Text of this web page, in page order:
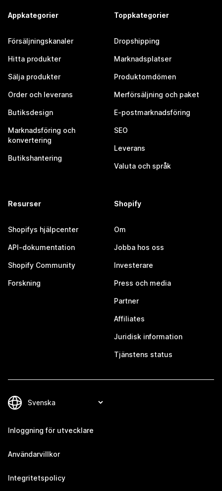
Appkategorier
Försäljningskanaler
Hitta produkter
Sälja produkter
Order och leverans
Butiksdesign
Marknadsföring och
konvertering
Butikshantering
Toppkategorier
Dropshipping
Marknadsplatser
Produktomdömen
Merförsäljning och paket
E-postmarknadsföring
SEO
Leverans
Valuta och språk
Resurser
Shopifys hjälpcenter
API-dokumentation
Shopify Community
Forskning
Shopify
Om
Jobba hos oss
Investerare
Press och media
Partner
Affiliates
Juridisk information
Tjänstens status
Inloggning för utvecklare
Användarvillkor
Integritetspolicy